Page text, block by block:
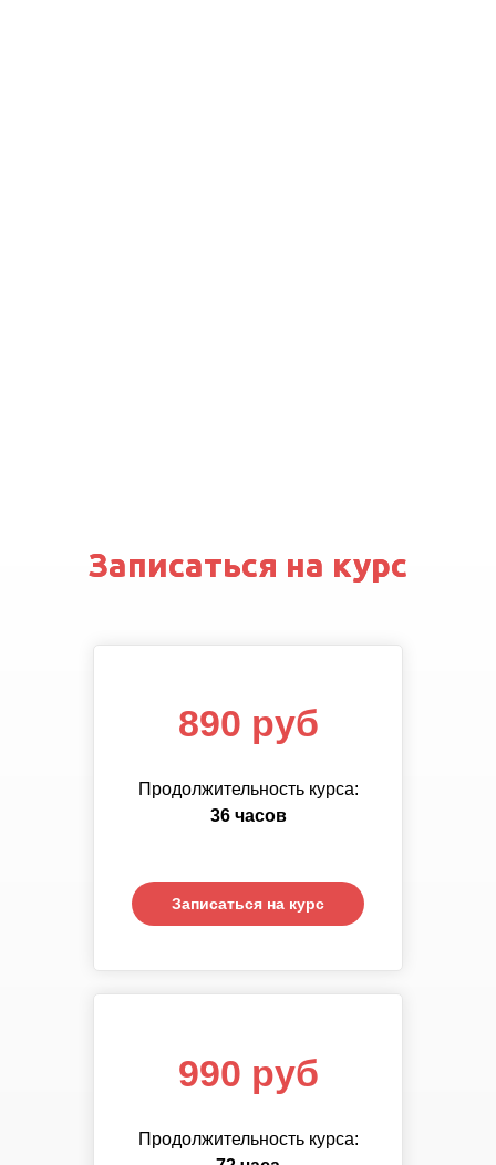
Записаться на курс
Продолжительность курса:72
часа
890 руб
Записаться на курс
Продолжительность курса:108
1 390 руб
Записаться на курс
Продолжительность курса:
36 часов
890 руб
Записаться на курс
Продолжительность курса:
990 руб